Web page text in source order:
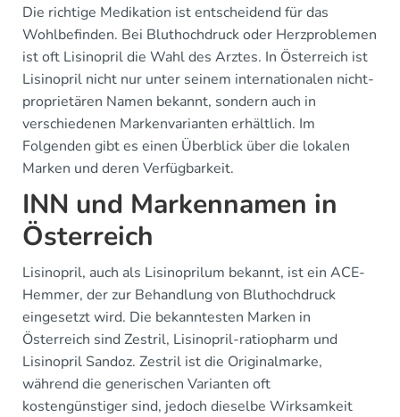
Die richtige Medikation ist entscheidend für das
Wohlbefinden. Bei Bluthochdruck oder Herzproblemen
ist oft Lisinopril die Wahl des Arztes. In Österreich ist
Lisinopril nicht nur unter seinem internationalen nicht-
proprietären Namen bekannt, sondern auch in
verschiedenen Markenvarianten erhältlich. Im
Folgenden gibt es einen Überblick über die lokalen
Marken und deren Verfügbarkeit.
INN und Markennamen in
Österreich
Lisinopril, auch als Lisinoprilum bekannt, ist ein ACE-
Hemmer, der zur Behandlung von Bluthochdruck
eingesetzt wird. Die bekanntesten Marken in
Österreich sind Zestril, Lisinopril-ratiopharm und
Lisinopril Sandoz. Zestril ist die Originalmarke,
während die generischen Varianten oft
kostengünstiger sind, jedoch dieselbe Wirksamkeit